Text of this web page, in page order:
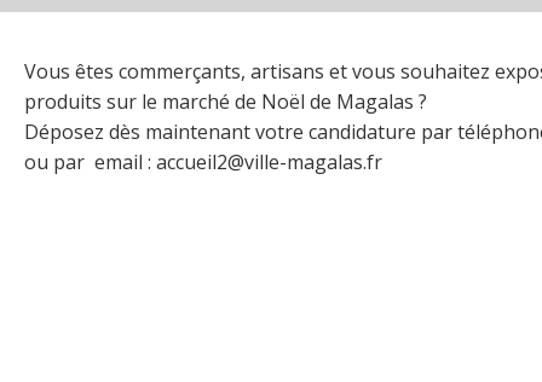
Vous êtes commerçants, artisans et vous souhaitez
produits sur le marché de Noël de Magalas ?
Déposez dès maintenant votre candidature par
ou par email : accueil2@ville-magalas.fr